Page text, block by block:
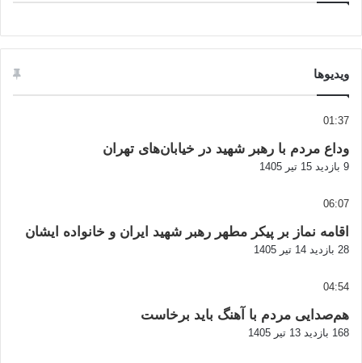
ویدیوها
01:37
وداع مردم با رهبر شهید در خیابان‌های تهران
9 بازدید 15 تیر 1405
06:07
اقامه نماز بر پیکر مطهر رهبر شهید ایران و خانواده ایشان
28 بازدید 14 تیر 1405
04:54
هم‌صدایی مردم با آهنگ باید برخاست
168 بازدید 13 تیر 1405